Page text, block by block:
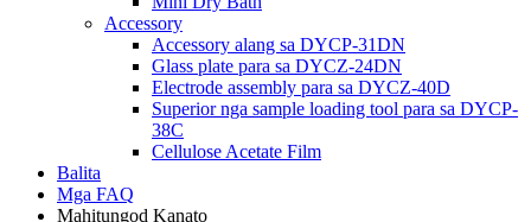
Accessory
Accessory alang sa DYCP-31DN
Glass plate para sa DYCZ-24DN
Electrode assembly para sa DYCZ-40D
Superior nga sample loading tool para sa DYCP-
38C
Cellulose Acetate Film
Balita
Mga FAQ
Mahitungod Kanato